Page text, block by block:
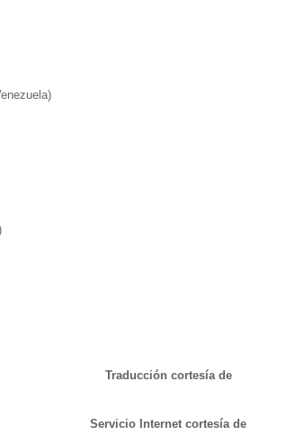
Traducción cortesía de
Servicio Internet cortesía de